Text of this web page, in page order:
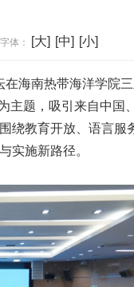
字体： [大] [中] [小]
在海南热带海洋学院
主题，吸引来自中国
绕教育开放、语言服
实施新路径。